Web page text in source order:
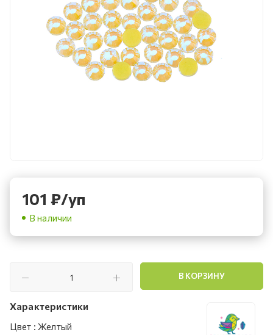
101 ₽/уп
В наличии
В КОРЗИНУ
Характеристики
Цвет : Желтый